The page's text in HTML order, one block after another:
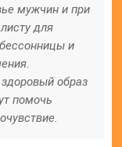
мужчин и при
для
и
образ
помочь